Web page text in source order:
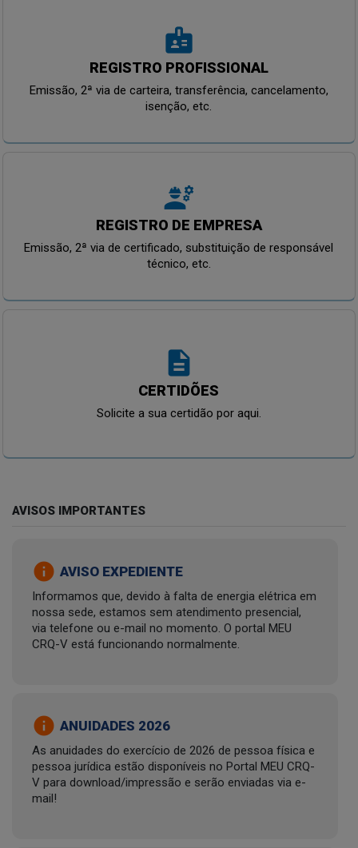
badge
REGISTRO PROFISSIONAL
Emissão, 2ª via de carteira, transferência, cancelamento,
isenção, etc.
engineering
REGISTRO DE EMPRESA
Emissão, 2ª via de certificado, substituição de responsável
técnico, etc.
description
CERTIDÕES
Solicite a sua certidão por aqui.
AVISOS IMPORTANTES
info AVISO EXPEDIENTE
Informamos que, devido à falta de energia elétrica em
nossa sede, estamos sem atendimento presencial,
via telefone ou e-mail no momento. O portal MEU
CRQ-V está funcionando normalmente.
info ANUIDADES 2026
As anuidades do exercício de 2026 de pessoa física e
pessoa jurídica estão disponíveis no Portal MEU CRQ-
V para download/impressão e serão enviadas via e-
mail!